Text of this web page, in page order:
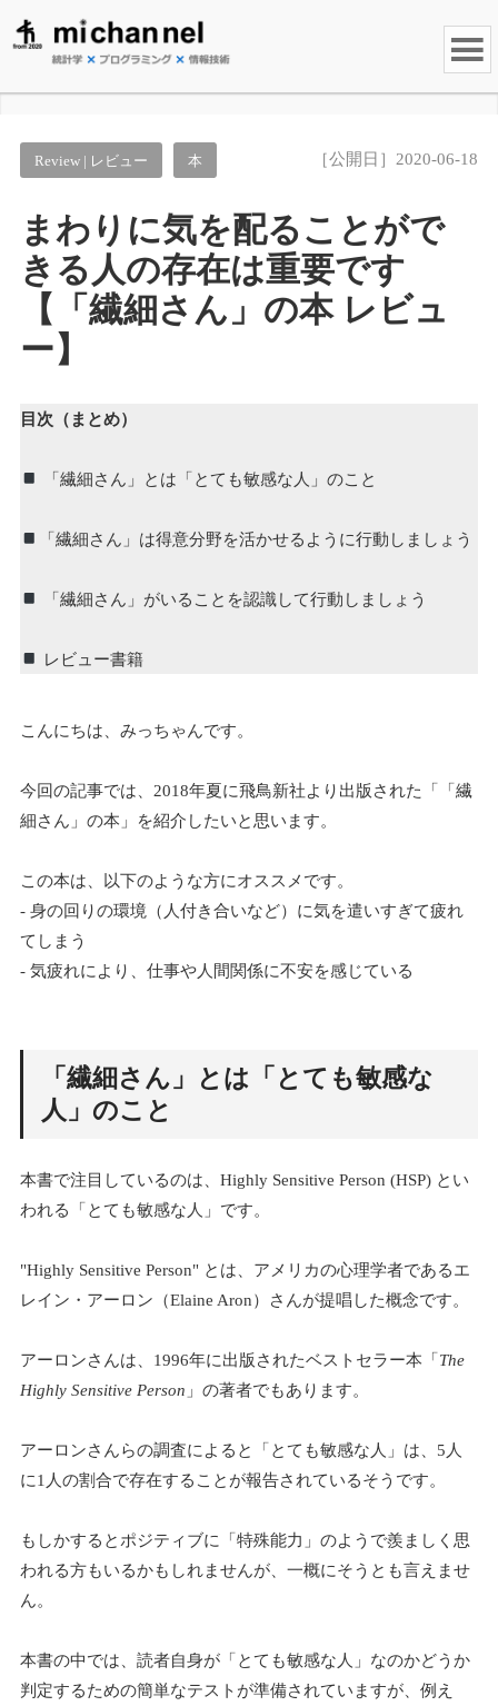
Review | レビュー 本 ［公開日］2020-06-18
まわりに気を配ることがで
きる人の存在は重要です
【「繊細さん」の本 レビュ
ー】
目次（まとめ）
「繊細さん」とは「とても敏感な人」のこと
「繊細さん」は得意分野を活かせるように行動しましょう
「繊細さん」がいることを認識して行動しましょう
レビュー書籍
こんにちは、みっちゃんです。
今回の記事では、2018年夏に飛鳥新社より出版された「「繊
細さん」の本」を紹介したいと思います。
この本は、以下のような方にオススメです。
- 身の回りの環境（人付き合いなど）に気を遣いすぎて疲れ
てしまう
- 気疲れにより、仕事や人間関係に不安を感じている
「繊細さん」とは「とても敏感な
人」のこと
本書で注目しているのは、Highly Sensitive Person (HSP) とい
われる「とても敏感な人」です。
"Highly Sensitive Person" とは、アメリカの心理学者であるエ
レイン・アーロン（Elaine Aron）さんが提唱した概念です。
アーロンさんは、1996年に出版されたベストセラー本「The
Highly Sensitive Person 」の著者でもあります。
アーロンさんらの調査によると「とても敏感な人」は、5人
に1人の割合で存在することが報告されているそうです。
もしかするとポジティブに「特殊能力」のようで羨ましく思
われる方もいるかもしれませんが、一概にそうとも言えませ
ん。
本書の中では、読者自身が「とても敏感な人」なのかどうか
判定するための簡単なテストが準備されていますが、例え